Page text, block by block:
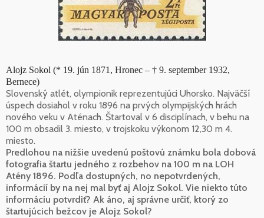
Alojz Sokol (* 19. jún 1871, Hronec – † 9. september 1932,
Bernece)
Slovenský atlét, olympionik reprezentujúci Uhorsko. Najväčší
úspech dosiahol v roku 1896 na prvých olympijských hrách
nového veku v Aténach. Štartoval v 6 disciplínach, v behu na
100 m obsadil 3. miesto, v trojskoku výkonom 12,30 m 4.
miesto.
Predlohou na nižšie uvedenú poštovú známku bola dobová
fotografia štartu jedného z rozbehov na 100 m na LOH
Atény 1896. Podľa dostupných, no nepotvrdených,
informácií by na nej mal byť aj Alojz Sokol. Vie niekto túto
informáciu potvrdiť? Ak áno, aj správne určiť, ktorý zo
štartujúcich bežcov je Alojz Sokol?